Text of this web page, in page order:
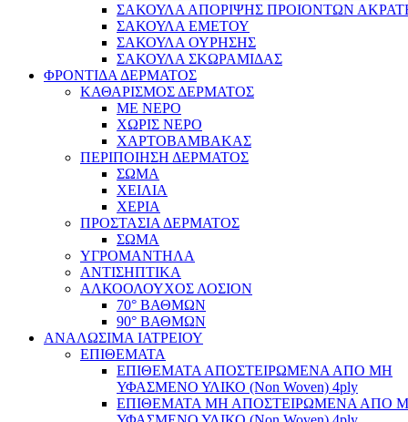
ΣΑΚΟΥΛΑ ΑΠΟΡΙΨΗΣ ΠΡΟΙΟΝΤΩΝ
ΣΑΚΟΥΛΑ ΕΜΕΤΟΥ
ΣΑΚΟΥΛΑ ΟΥΡΗΣΗΣ
ΣΑΚΟΥΛΑ ΣΚΩΡΑΜΙΔΑΣ
ΦΡΟΝΤΙΔΑ ΔΕΡΜΑΤΟΣ
ΚΑΘΑΡΙΣΜΟΣ ΔΕΡΜΑΤΟΣ
ΜΕ ΝΕΡΟ
ΧΩΡΙΣ ΝΕΡΟ
ΧΑΡΤΟΒΑΜΒΑΚΑΣ
ΠΕΡΙΠΟΙΗΣΗ ΔΕΡΜΑΤΟΣ
ΣΩΜΑ
ΧΕΙΛΙΑ
ΧΕΡΙΑ
ΠΡΟΣΤΑΣΙΑ ΔΕΡΜΑΤΟΣ
ΣΩΜΑ
ΥΓΡΟΜΑΝΤΗΛΑ
ΑΝΤΙΣΗΠΤΙΚΑ
ΑΛΚΟΟΛΟΥΧΟΣ ΛΟΣΙΟΝ
70° ΒΑΘΜΩΝ
90° ΒΑΘΜΩΝ
ΑΝΑΛΩΣΙΜΑ ΙΑΤΡΕΙΟΥ
ΕΠΙΘΕΜΑΤΑ
ΕΠΙΘΕΜΑΤΑ ΑΠΟΣΤΕΙΡΩΜΕΝΑ ΑΠΟ ΜΗ
ΥΦΑΣΜΕΝΟ ΥΛΙΚΟ (Non Woven) 4ply
ΕΠΙΘΕΜΑΤΑ ΜΗ ΑΠΟΣΤΕΙΡΩΜΕΝΑ ΑΠΟ